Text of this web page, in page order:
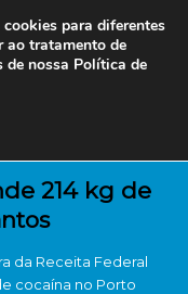
214 kg de
da Receita Federal
cocaína no Porto
para diferentes
ao tratamento de
de nossa Política de